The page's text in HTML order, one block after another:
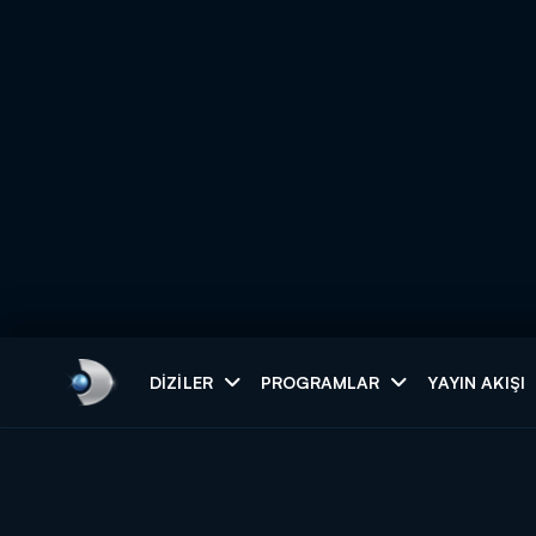
DIZILER PROGRAMLAR YAYIN AKIŞI